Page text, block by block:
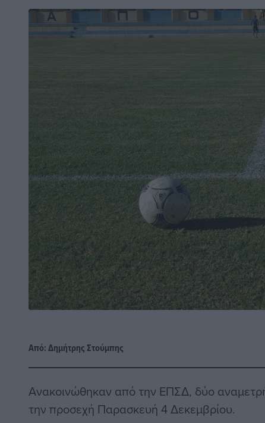
Από:Δημήτρης Στούμπης
Ανακοινώθηκαν από την ΕΠΣΔ, δύο
την προσεχή Παρασκευή 4 Δεκεμβρίου.